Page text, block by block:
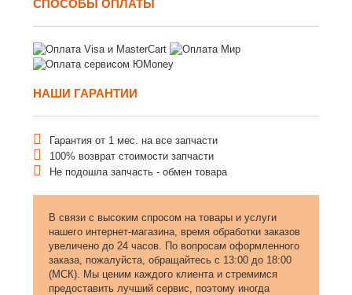
СПОСОБЫ ОПЛАТЫ
НАШИ ГАРАНТИИ
Гарантия от 1 мес. на все запчасти
100% возврат стоимости запчасти
Не подошла запчасть - обмен товара
В связи с высоким спросом на товары и услуги
нашего интернет-магазина, время обработки заказов
увеличено до 24 часов. По вопросам оформленного
заказа, пожалуйста, обращайтесь с 13:00 до 18:00
(МСК). Мы ценим каждого клиента и стремимся
предоставить лучший сервис, поэтому иногда